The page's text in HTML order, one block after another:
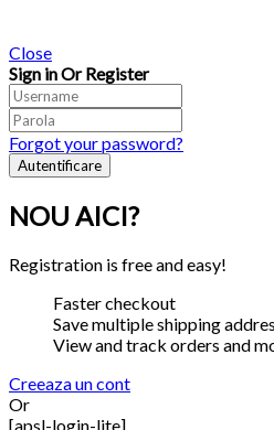
Close
Sign in Or Register
Forgot your password?
NOU AICI?
Registration is free and easy!
Faster checkout
Save multiple shipping
View and track orders and
Creeaza un cont
Or
[apsl-login-lite]